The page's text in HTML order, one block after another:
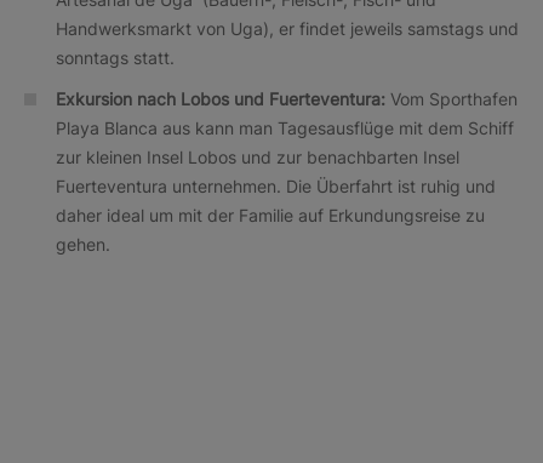
Handwerksmarkt von Uga), er findet jeweils samstags und
sonntags statt.
Exkursion nach Lobos und Fuerteventura: Vom Sporthafen
Playa Blanca aus kann man Tagesausflüge mit dem Schiff
zur kleinen Insel Lobos und zur benachbarten Insel
Fuerteventura unternehmen. Die Überfahrt ist ruhig und
daher ideal um mit der Familie auf Erkundungsreise zu
gehen.